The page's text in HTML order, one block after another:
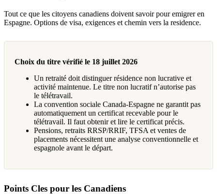
Tout ce que les citoyens canadiens doivent savoir pour emigrer en
Espagne. Options de visa, exigences et chemin vers la residence.
Choix du titre vérifié le 18 juillet 2026
Un retraité doit distinguer résidence non lucrative et
activité maintenue. Le titre non lucratif n’autorise pas
le télétravail.
La convention sociale Canada-Espagne ne garantit pas
automatiquement un certificat recevable pour le
télétravail. Il faut obtenir et lire le certificat précis.
Pensions, retraits RRSP/RRIF, TFSA et ventes de
placements nécessitent une analyse conventionnelle et
espagnole avant le départ.
Points Cles pour les Canadiens